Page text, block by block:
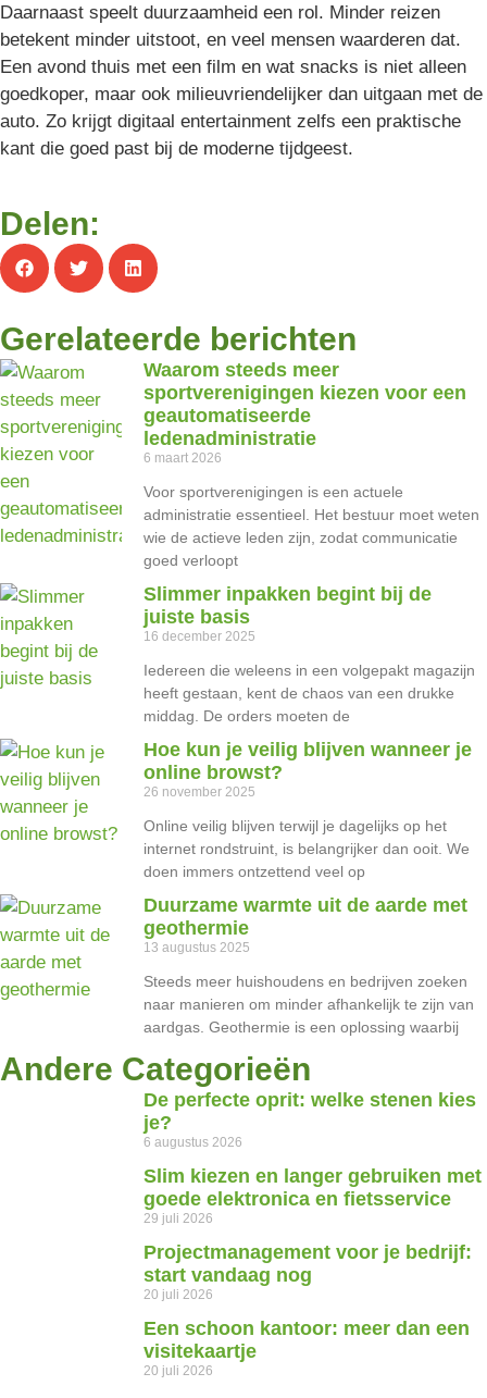
Daarnaast speelt duurzaamheid een rol. Minder reizen
betekent minder uitstoot, en veel mensen waarderen dat.
Een avond thuis met een film en wat snacks is niet alleen
goedkoper, maar ook milieuvriendelijker dan uitgaan met de
auto. Zo krijgt digitaal entertainment zelfs een praktische
kant die goed past bij de moderne tijdgeest.
Delen:
Gerelateerde berichten
Waarom steeds meer
sportverenigingen kiezen voor een
geautomatiseerde
ledenadministratie
6 maart 2026
Voor sportverenigingen is een actuele
administratie essentieel. Het bestuur moet weten
wie de actieve leden zijn, zodat communicatie
goed verloopt
Slimmer inpakken begint bij de
juiste basis
16 december 2025
Iedereen die weleens in een volgepakt magazijn
heeft gestaan, kent de chaos van een drukke
middag. De orders moeten de
Hoe kun je veilig blijven wanneer je
online browst?
26 november 2025
Online veilig blijven terwijl je dagelijks op het
internet rondstruint, is belangrijker dan ooit. We
doen immers ontzettend veel op
Duurzame warmte uit de aarde met
geothermie
13 augustus 2025
Steeds meer huishoudens en bedrijven zoeken
naar manieren om minder afhankelijk te zijn van
aardgas. Geothermie is een oplossing waarbij
Andere Categorieën
De perfecte oprit: welke stenen kies
je?
6 augustus 2026
Slim kiezen en langer gebruiken met
goede elektronica en fietsservice
29 juli 2026
Projectmanagement voor je bedrijf:
start vandaag nog
20 juli 2026
Een schoon kantoor: meer dan een
visitekaartje
20 juli 2026